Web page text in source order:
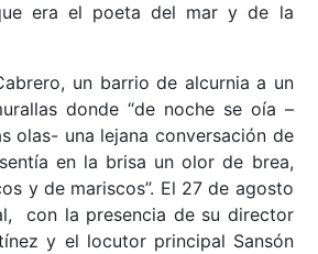
era el poeta del mar y de la
un barrio de alcurnia a un
donde “de noche se oía –
olas- una lejana conversación de
en la brisa un olor de brea,
y de mariscos”. El 27 de agosto
con la presencia de su director
y el locutor principal Sansón